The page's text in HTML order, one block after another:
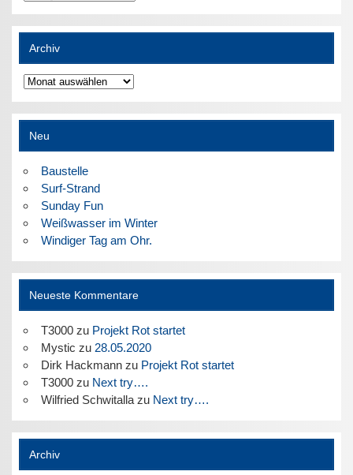
Archiv
Archiv
Neu
Baustelle
Surf-Strand
Sunday Fun
Weißwasser im Winter
Windiger Tag am Ohr.
Neueste Kommentare
T3000zu Projekt Rot startet
Mystic zu 28.05.2020
Dirk Hackmannzu Projekt Rot startet
T3000zu Next try….
Wilfried Schwitallazu Next try….
Archiv